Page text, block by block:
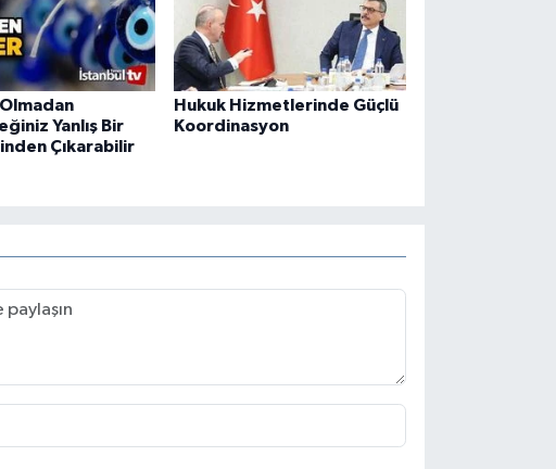
Yanlış Bir
Çıkarabilir
Hukuk Hizmetlerinde Güçlü
Koordinasyon